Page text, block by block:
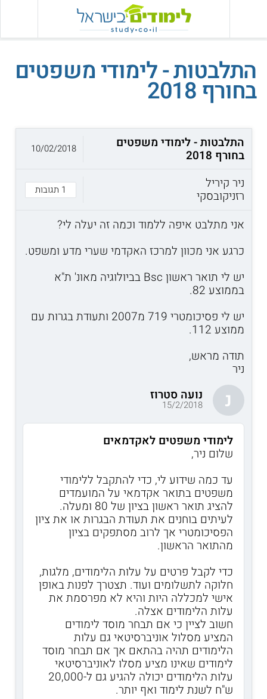
התלבטות - לימודי משפטים
בחורף 2018
התלבטות - לימודי משפטים
בחורף 2018
ניר קיריל
רזניקובסקי 1 תגובות
10/02/2018
אני מתלבט איפה ללמוד וכמה זה יעלה לי?
כרגע אני מכוון למרכז האקדמי שערי מדע ומשפט.
יש לי תואר ראשון Bsc בביולוגיה מאונ' ת"א
בממוצע 82.
יש לי פסיכומטרי 719 מ2007 ותעודת בגרות עם
ממוצע 112.
תודה מראש,
ניר
נ נועה סטרוז
15/2/2018
לימודי משפטים לאקדמאים
שלום ניר,
עד כמה שידוע לי, כדי להתקבל ללימודי
משפטים בתואר אקדמאי על המועמדים
להציג תואר ראשון בציון של 80 ומעלה.
לעיתים בוחנים את תעודת הבגרות או את ציון
הפסיכומטרי אך לרוב מסתפקים בציון
מהתואר הראשון.
כדי לקבל פרטים על עלות הלימודים, מלגות,
חלוקה לתשלומים ועוד. תצטרך לפנות באופן
אישי למכללה היות והיא לא מפרסמת את
עלות הלימודים אצלה.
חשוב לציין כי אם תבחר מוסד לימודים
המציע מסלול אוניברסיטאי גם עלות
הלימודים תהיה בהתאם אך אם תבחר מוסד
לימודים שאינו מציע מסלו לאוניברסיטאי
עלות הלימודים יכולה להגיע גם ל-20,000
ש"ח לשנת לימוד ואף יותר.